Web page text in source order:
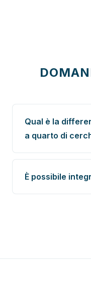
Qual è la
a quarto di
È possibile